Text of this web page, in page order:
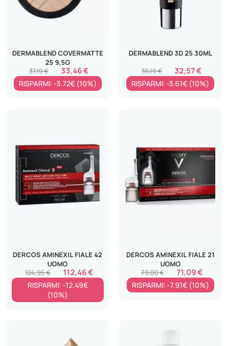
DERMABLEND COVERMATTE
25 9,5G
33,46 €
37,19 €
RISPARMI: -3.72€ (10%)
DERMABLEND 3D 25 30ML
32,57 €
36,19 €
RISPARMI: -3.61€ (10%)
DERCOS AMINEXIL FIALE 42
UOMO
112,46 €
124,95 €
RISPARMI: -12.49€
(10%)
DERCOS AMINEXIL FIALE 21
UOMO
71,09 €
79,00 €
RISPARMI: -7.91€ (10%)